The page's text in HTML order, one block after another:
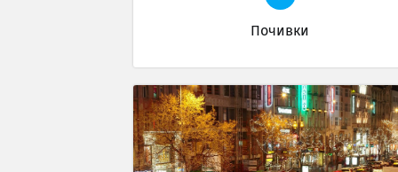
Почивки